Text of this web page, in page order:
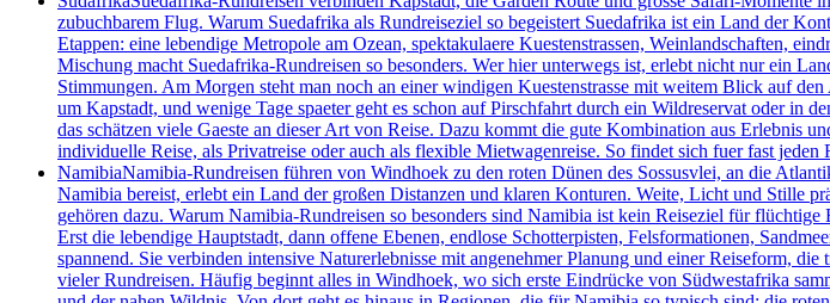
zubuchbarem Flug. Warum Suedafrika als Rundreiseziel so begeistert Suedafrika ist ein Land der
Etappen: eine lebendige Metropole am Ozean, spektakulaere Kuestenstrassen, Weinlandschaften,
Mischung macht Suedafrika-Rundreisen so besonders. Wer hier unterwegs ist, erlebt nicht nur ein
Stimmungen. Am Morgen steht man noch an einer windigen Kuestenstrasse mit weitem Blick auf
um Kapstadt, und wenige Tage spaeter geht es schon auf Pirschfahrt durch ein Wildreservat oder in
das schätzen viele Gaeste an dieser Art von Reise. Dazu kommt die gute Kombination aus Erlebnis
individuelle Reise, als Privatreise oder auch als flexible Mietwagenreise. So findet sich fuer fast
NamibiaNamibia-Rundreisen führen von Windhoek zu den roten Dünen des Sossusvlei, an die
Namibia bereist, erlebt ein Land der großen Distanzen und klaren Konturen. Weite, Licht und Stille
gehören dazu. Warum Namibia-Rundreisen so besonders sind Namibia ist kein Reiseziel für
Erst die lebendige Hauptstadt, dann offene Ebenen, endlose Schotterpisten, Felsformationen,
spannend. Sie verbinden intensive Naturerlebnisse mit angenehmer Planung und einer Reiseform,
vieler Rundreisen. Häufig beginnt alles in Windhoek, wo sich erste Eindrücke von Südwestafrika